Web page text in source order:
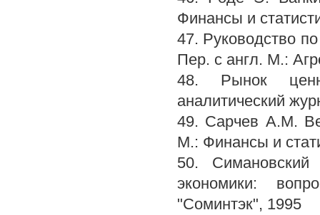
Финансы и
47. Руководство
Пер. с англ. М.:
48. Рынок
аналитический
49. Сарчев A.M.
М.: Финансы и
50. Симановский
экономики:
"Соминтэк", 1995